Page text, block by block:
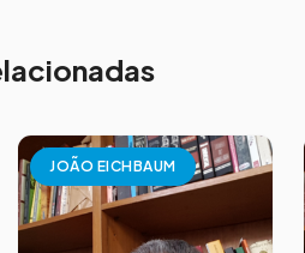
JOÃO EICHBAUM